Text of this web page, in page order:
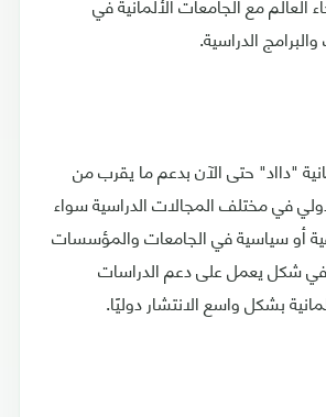
الدراسية.
"دااد" حتى الآن بدعم ما يقرب من
في مختلف المجالات الدراسية سواء
أو سياسية في الجامعات والمؤسسات
في شكل يعمل على دعم الدراسات
بشكل واسع الانتشار دوليًا.